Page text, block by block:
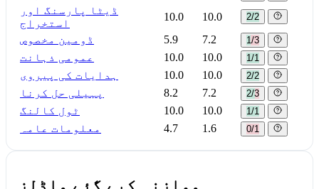
ڈیٹا پارسنگ اور
استخراج
10.0 10.0 2/2
ڈومین مخصوص 5.9 7.2 1/3
عمومی ذہانت 10.0 10.0 1/1
ہدایات کی پیروی 10.0 10.0 2/2
پہیلی حل کرنا 8.2 7.2 2/3
ٹول کالنگ 10.0 10.0 1/1
معلومات عامہ 4.7 1.6 0/1